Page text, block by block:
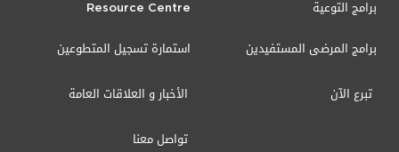
برامج التوعية
برامج المرضى المستفيدين
Resource Centre
استمارة تسجيل المتطوعين
الأخبار و العلاقات العامة تبرع الآن
تواصل معنا